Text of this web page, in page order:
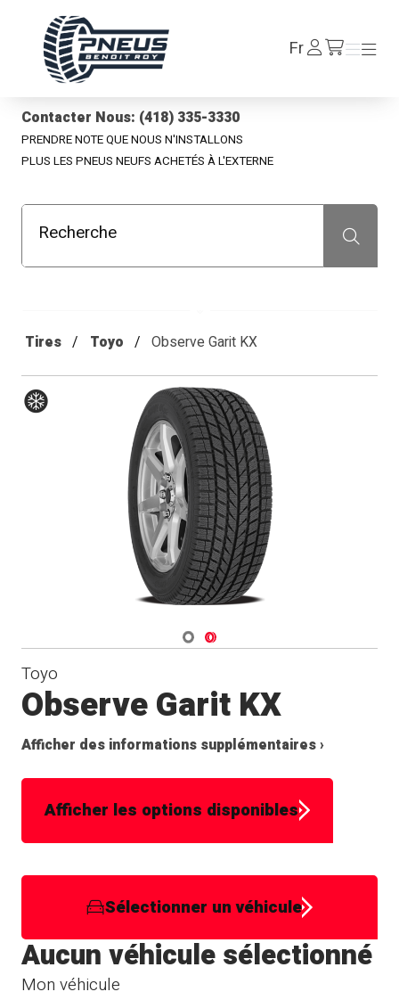
FrSe
connecter/fr/cart
Menu
Menu
Contacter Nous: (418) 335-3330
PRENDRE NOTE QUE NOUS N'INSTALLONS
PLUS LES PNEUS NEUFS ACHETÉS À L'EXTERNE
Recherche Recherche
Tires Toyo Observe Garit KX
Navigate 1
Navigate 2
Toyo
Observe Garit KX
Afficher des informations supplémentaires ›
Afficher les options disponibles
Sélectionner un véhicule
Mon véhicule
Aucun véhicule sélectionné